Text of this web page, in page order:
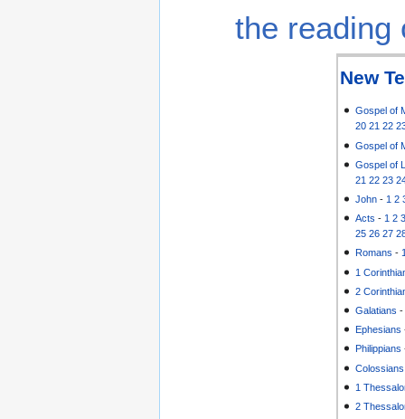
the reading
New
Gospel of
20 21 22
Gospel of
Gospel of
21 22 23
John - 1 2
Acts - 1 2
25 26 27
Romans -
1
2
Galatians
Ephesians
Philippians
Colossians
1
2